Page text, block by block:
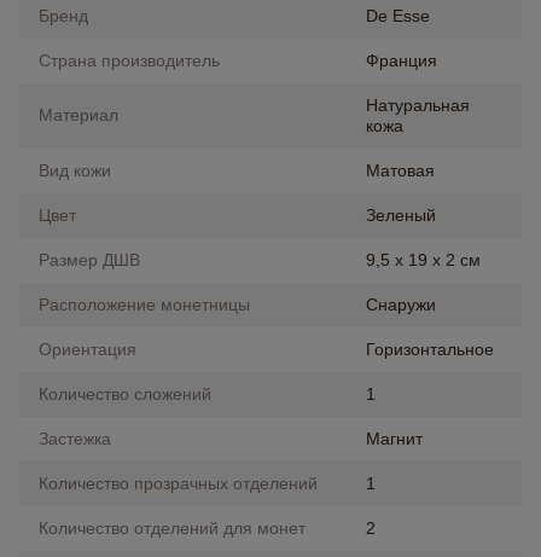
Бренд De Esse
Страна производитель Франция
Материал
Натуральная
кожа
Вид кожи Матовая
Цвет Зеленый
Размер ДШВ 9,5 х 19 х 2 см
Расположение монетницы Снаружи
Ориентация Горизонтальное
Количество сложений 1
Застежка Магнит
Количество прозрачных отделений 1
Количество отделений для монет 2